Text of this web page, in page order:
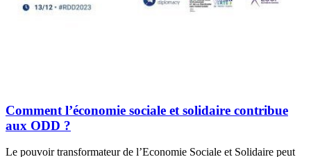
Comment l’économie sociale et solidaire contribue
aux ODD ?
Le pouvoir transformateur de l’Economie Sociale et Solidaire peut